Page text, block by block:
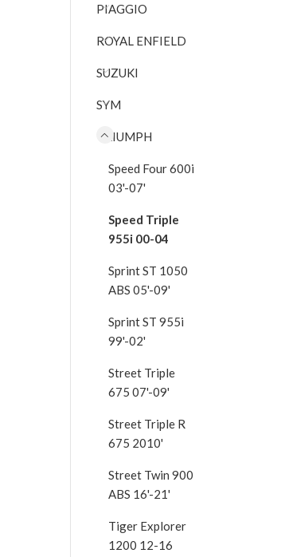
PIAGGIO
ROYAL ENFIELD
SUZUKI
SYM
TRIUMPH
Speed Four 600i
03'-07'
Speed Triple
955i 00-04
Sprint ST 1050
ABS 05'-09'
Sprint ST 955i
99'-02'
Street Triple
675 07'-09'
Street Triple R
675 2010'
Street Twin 900
ABS 16'-21'
Tiger Explorer
1200 12-16